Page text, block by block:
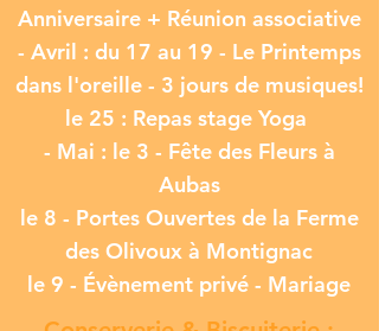
Anniversaire + Réunion associative
- Avril : du 17 au 19 - Le Printemps
dans l'oreille - 3 jours de musiques!
le 25 : Repas stage Yoga
- Mai : le 3 - Fête des Fleurs à
Aubas
le 8 - Portes Ouvertes de la Ferme
des Olivoux à Montignac
le 9 - Évènement privé - Mariage